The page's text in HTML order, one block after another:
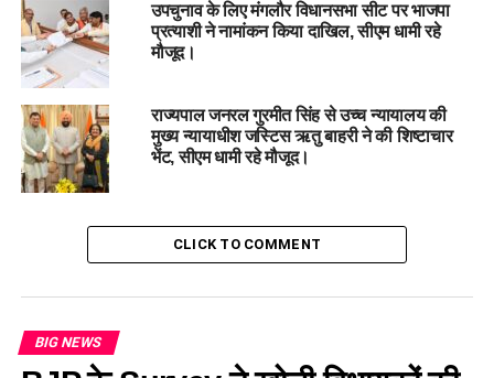
इसके बाद अजय भट्ट रुद्रपुर के गांधी पार्क में जनसभा करेंगे। जनसभा के
RELATED TOPICS:
CM DHAMI WAS PRESENT.
UP NEXT
कड़ाकोट पट्टी के कोथरा गांव में एक मकान में लगी भीषण आग, घटना
उपचुनाव के लिए मंगलौर विधानसभा सीट पर भाजपा
प्रत्याशी ने नामांकन किया दाखिल, सीएम धामी रहे
मौजूद।
राज्यपाल जनरल गुरमीत सिंह से उच्च न्यायालय की
मुख्य न्यायाधीश जस्टिस ऋतु बाहरी ने की शिष्टाचार
भेंट, सीएम धामी रहे मौजूद।
CLICK TO COMMENT
BIG NEWS